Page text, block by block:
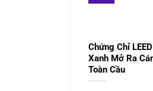
Chứng Chỉ
Xanh Mở Ra
Toàn Cầu